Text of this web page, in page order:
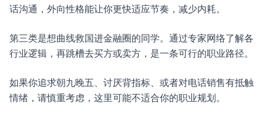
话沟通，外向性格能让你更快适应节奏，减少内耗。
第三类是想曲线救国进金融圈的同学。通过专家网络了解各
行业逻辑，再跳槽去买方或卖方，是一条可行的职业路径。
如果你追求朝九晚五、讨厌背指标、或者对电话销售有抵触
情绪，请慎重考虑，这里可能不适合你的职业规划。